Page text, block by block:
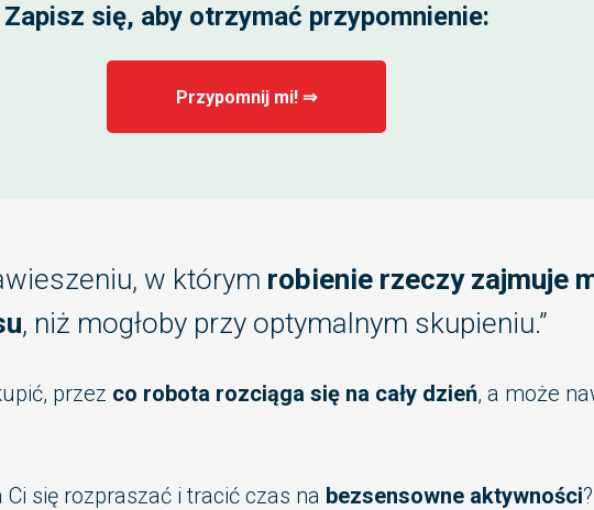
Zapisz się, aby otrzymać przypomnienie:
Przypomnij mi! ⇒
w którym robienie rzeczy zajmuje
, niż mogłoby przy optymalnym skupieniu.”
przez co robota rozciąga się na cały dzień, a może
się rozpraszać i tracić czas na bezsensowne aktywności?